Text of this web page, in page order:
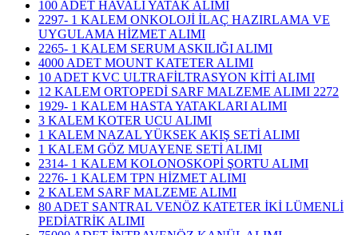
100 ADET HAVALI YATAK ALIMI
2297- 1 KALEM ONKOLOJİ İLAÇ HAZIRLAMA VE
UYGULAMA HİZMET ALIMI
2265- 1 KALEM SERUM ASKILIĞI ALIMI
4000 ADET MOUNT KATETER ALIMI
10 ADET KVC ULTRAFİLTRASYON KİTİ ALIMI
12 KALEM ORTOPEDİ SARF MALZEME ALIMI 2272
1929- 1 KALEM HASTA YATAKLARI ALIMI
3 KALEM KOTER UCU ALIMI
1 KALEM NAZAL YÜKSEK AKIŞ SETİ ALIMI
1 KALEM GÖZ MUAYENE SETİ ALIMI
2314- 1 KALEM KOLONOSKOPİ ŞORTU ALIMI
2276- 1 KALEM TPN HİZMET ALIMI
2 KALEM SARF MALZEME ALIMI
80 ADET SANTRAL VENÖZ KATETER İKİ LÜMENLİ
PEDİATRİK ALIMI